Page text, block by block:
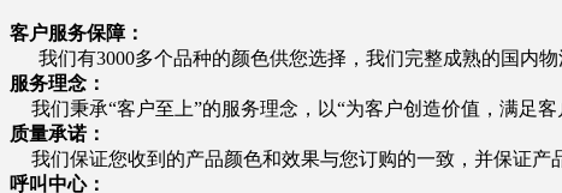
客户服务保障：
我们有3000多个品种的颜色供您选择，我们完整成熟的国内
服务理念：
我们秉承“客户至上”的服务理念，以“为客户创造价值，满足
质量承诺：
我们保证您收到的产品颜色和效果与您订购的一致，并保证产
呼叫中心：